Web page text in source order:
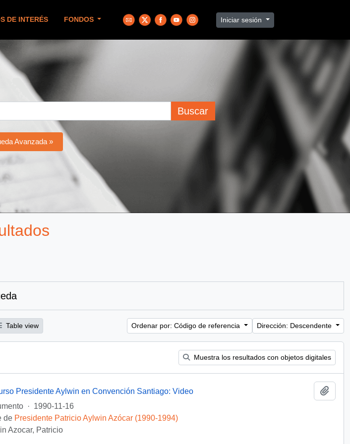
DE INTERÉS FONDOS Iniciar sesión
Buscar
Avanzada »
Table view Ordenar por: Código de referencia Dirección: Descendente
Muestra los resultados con objetos digitales
Presidente Aylwin en Convención Santiago: Video
· 1990-11-16
de Presidente Patricio Aylwin Azócar (1990-1994)
Azocar, Patricio